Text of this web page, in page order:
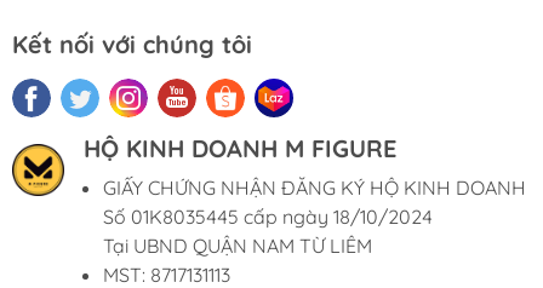
Kết nối với chúng tôi
HỘ KINH DOANH M FIGURE
GIẤY CHỨNG NHẬN ĐĂNG KÝ HỘ KINH DOANH
Số 01K8035445 cấp ngày 18/10/2024
Tại UBND QUẬN NAM TỪ LIÊM
MST: 8717131113